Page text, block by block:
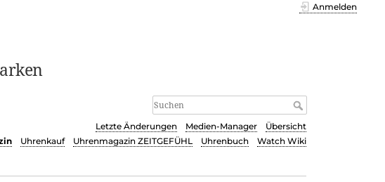
Anmelden
Letzte Änderungen Medien-Manager
Übersicht
Uhrenkauf Uhrenmagazin ZEITGEFÜHL Uhrenbuch Watch Wiki